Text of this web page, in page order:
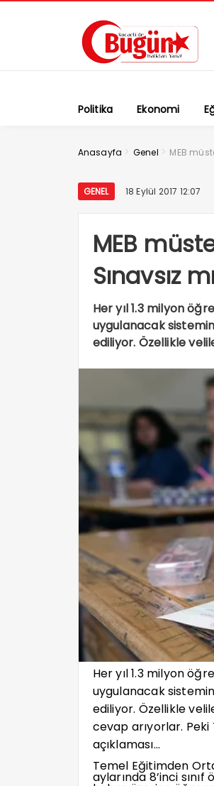
Politika Ekonomi
Anasayfa > Genel > MEB
GENEL 18 Eylül 2017 12:07
MEB
Sınavsız
Her yıl 1.3 milyon
uygulanacak
ediliyor. Özellikle
Her yıl 1.3 milyon
uygulanacak
ediliyor. Özellikle
cevap arıyorlar. Peki
açıklaması…
Temel Eğitimden
aylarında 8’inci